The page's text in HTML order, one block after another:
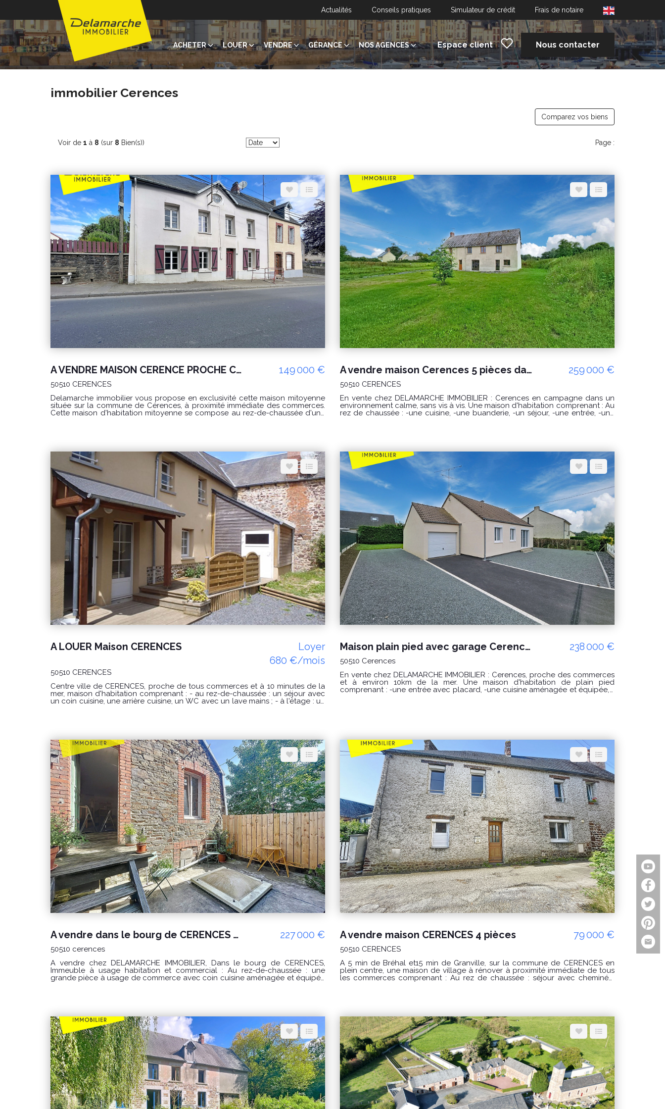
Actualités Conseils pratiques Simulateur de crédit Frais de notaire
ACHETER LOUER VENDRE GÉRANCE NOS AGENCES Espace client Nous contacter
immobilier Cerences
Comparez vos biens
Voir de 1 à 8 (sur 8 Bien(s)) Page :
A VENDRE MAISON CERENCE PROCHE COMMERCE 149 000 €
50510 CERENCES
Delamarche immobilier vous propose en exclusivité cette maison mitoyenne
située sur la commune de Cérences, à proximité immédiate des commerces.
Cette maison d'habitation mitoyenne se compose au rez-de-chaussée d'une
espace supplémentaire selon vos projets. À l'extérieur, vous bénéficierez d'un
garage indépendant. L'ensemble est édifié sur un terrain de 670 m². CLASSE
ENERGIE : E (274) CLASSE CLIMAT : D (48) Montant estimé des dépenses
annuelles d'énergie pour un usage standard : entre 2 250 € et 3 120 € / an
Date de référence des prix de l'énergie utilisés pour établir cette estimation
:2021-2022-2023 Les informations sur les risques auxquels ce bien est exposé
sont disponibles sur le site Géorisques : www.georisques.gouv.fr PRIX : 149 000
€uros honoraire charge vendeur REF : 10475SR Pour visiter contacter
Delamarche immobilier Gavray Simon Regnault au 06 14 87 59 85 ou 02 33 61
40 40
A vendre maison Cerences 5 pièces dans un endroit calme 259 000 €
50510 CERENCES
En vente chez DELAMARCHE IMMOBILIER : Cerences en campagne dans un
environnement calme, sans vis à vis. Une maison d'habitation comprenant : Au
rez de chaussée : -une cuisine, -une buanderie, -un séjour, -une entrée, -une
dépenses annuelles d'énergie pour un usage standard : entre 2860 € et 3920
€ / an. Prix moyens des énergies indexés sur les années 2021, 2022, 2023
(abonnements compris) conformément à l'arrêté du 31 mars 2021 en vigueur
lors de l'établissement du DPE "Les informations sur les risques auxquels ce
bien est exposé sont disponibles sur le site Géorisques :
www.georisques.gouv.fr" POUR VISITER : DELAMARCHE IMMOBILIER, Florian
GINARD 07.86.27.44.34
A LOUER Maison CERENCES
Loyer
680 €/mois
50510 CERENCES
Centre ville de CERENCES, proche de tous commerces et à 10 minutes de la
mer, maison d'habitation comprenant : - au rez-de-chaussée : un séjour avec
un coin cuisine, une arrière cuisine, un WC avec un lave mains ; - à l'étage : un
ressources) Dépôt de garantie : 680€ Honoraires charge locataire : 544€ TTC
dont 68€ TTC pour l'état des lieux. CLASSE ENERGIE : D et CLASSE CLIMAT : D
Montant estimé des dépenses annuelles d'énergie pour un usage standard :
entre 1090€ et 1540 € au 01/01/2021 « Les informations sur les risques
auxquels ce bien est exposé sont disponibles sur le site Géorisques :
www.georisques.gouv.fr »
Maison plain pied avec garage Cerences 3 pièces proche des commodités 238 000 €
50510 Cerences
En vente chez DELAMARCHE IMMOBILIER : Cerences, proche des commerces
et à environ 10km de la mer. Une maison d'habitation de plain pied
comprenant : -une entrée avec placard, -une cuisine aménagée et équipée, -
(abonnements compris) "Les informations sur les risques auxquels ce bien est
exposé sont disponibles sur le site Géorisques : www.georisques.gouv.fr"
POUR VISITER : DELAMARCHE IMMOBILIER, Florian GINARD 07.86.27.44.34
A vendre dans le bourg de CERENCES un immeuble à usage habitation et commercial 227 000 €
50510 cerences
A vendre chez DELAMARCHE IMMOBILIER, Dans le bourg de CERENCES,
Immeuble à usage habitation et commercial : Au rez-de-chaussée : une
grande pièce à usage de commerce avec coin cuisine aménagée et équipée
palier desservant une suite parentale avec salle d'eau privative et toilettes. Par
l'accès à la terrasse un dépendances sur trois niveau avec un accès
indépendant. Grande dépendance sur trois niveaux de 120 m2 PRIX : 227000€
Honoraires à la charge du vendeur. Classe énergie : C (157) Classe climat : B
(6) Montant estimé des dépenses annuelles d'énergie pour un usage standard
: entre 2560 € et 3510€ / an Date de référence des prix de l'énergie utilisés
pour établir cette estimation sur les années 2021, 2022 et 2023 (abonnements
compris). "Les informations sur les risques auxquels ce bien est exposé sont
disponibles sur le site Géorisques : www.georisques.gouv.fr" Pour visiter :
Agence DELAMARCHE IMMO.COM GINARD Florian 0786274434
A vendre maison CERENCES 4 pièces 79 000 €
50510 CERENCES
A 5 min de Bréhal et15 min de Granville, sur la commune de CERENCES en
plein centre, une maison de village à rénover à proximité immédiate de tous
les commerces comprenant : Au rez de chaussée : séjour avec cheminée,
annuelles d'énergie pour un usage standard : entre 2360 € et 3250 € / an Prix
moyens des énergies indexés sur les années 2021, 2022 et 2023 (abonnements
compris) Les informations sur les risques auxquels ce bien est exposé sont
disponibles sur le site Géorisques : www.georisques.gouv.fr Pour visiter
Delamarche immobilier Bréhal 02 33 91 40 41 ou contactez GINARD Florian
0786274434